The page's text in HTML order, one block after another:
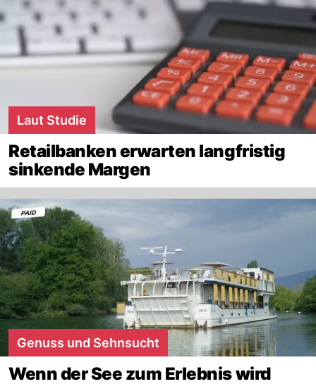
Laut Studie
Retailbanken erwarten langfristig
sinkende Margen
Genuss und Sehnsucht
Wenn der See zum Erlebnis wird